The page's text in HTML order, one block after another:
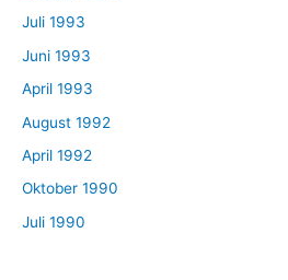
Juli 1993
Juni 1993
April 1993
August 1992
April 1992
Oktober 1990
Juli 1990